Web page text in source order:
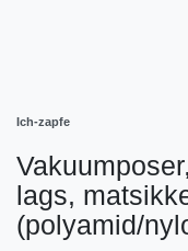
Ich-zapfe
lags,
(polyamid/